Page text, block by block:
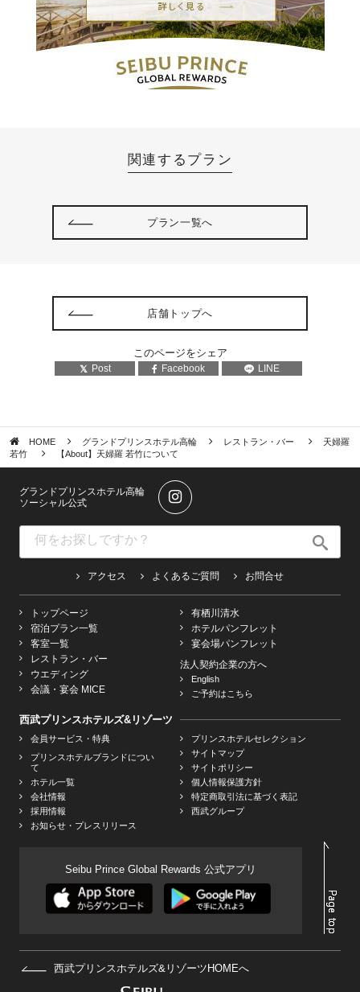
関連するプラン
プラン一覧へ
店舗トップへ
このページをシェア
Post Facebook LINE
HOME グランドプリンスホテル高輪 レストラン・バー
天婦羅
若竹
【About】天婦羅 若竹について
グランドプリンスホテル高輪
ソーシャル公式
アクセス よくあるご質問 お問合せ
トップページ
宿泊プラン一覧
客室一覧
レストラン・バー
ウエディング
会議・宴会 MICE
有栖川清水
ホテルパンフレット
宴会場パンフレット
法人契約企業の方へ
English
ご予約はこちら
西武プリンスホテルズ&リゾーツ
会員サービス・特典
プリンスホテルブランドについ
て
ホテル一覧
会社情報
採用情報
お知らせ・プレスリリース
プリンスホテルセレクション
サイトマップ
サイトポリシー
個人情報保護方針
特定商取引法に基づく表記
西武グループ
Seibu Prince Global Rewards 公式アプリ
西武プリンスホテルズ&リゾーツHOMEへ